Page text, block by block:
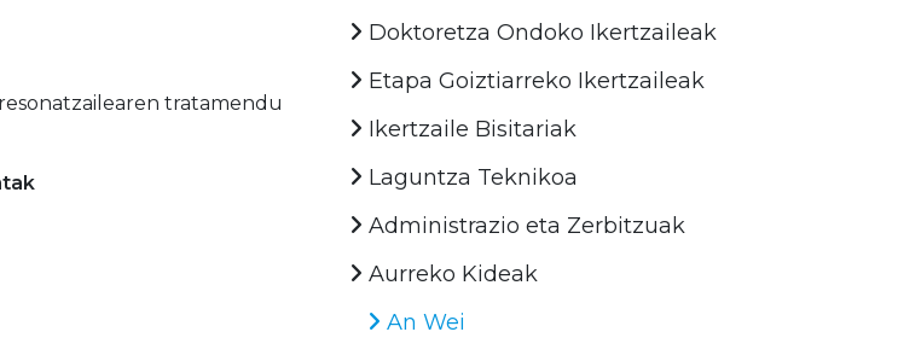
tratamendu
Doktoretza Ondoko Ikertzaileak
Etapa Goiztiarreko Ikertzaileak
Ikertzaile Bisitariak
Laguntza Teknikoa
Administrazio eta Zerbitzuak
Aurreko Kideak
An Wei